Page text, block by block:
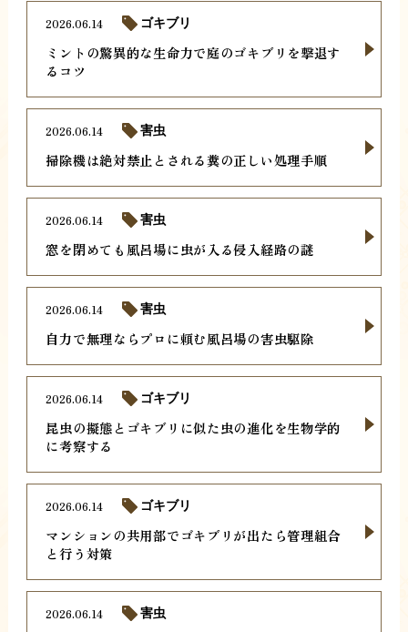
ミントの驚異的な生命力で庭のゴキブリを撃退す
るコツ
2026.06.14 ゴキブリ
掃除機は絶対禁止とされる糞の正しい処理手順
2026.06.14 害虫
窓を閉めても風呂場に虫が入る侵入経路の謎
2026.06.14 害虫
自力で無理ならプロに頼む風呂場の害虫駆除
2026.06.14 害虫
昆虫の擬態とゴキブリに似た虫の進化を生物学的
に考察する
2026.06.14 ゴキブリ
マンションの共用部でゴキブリが出たら管理組合
と行う対策
2026.06.14 ゴキブリ
2026.06.14 害虫